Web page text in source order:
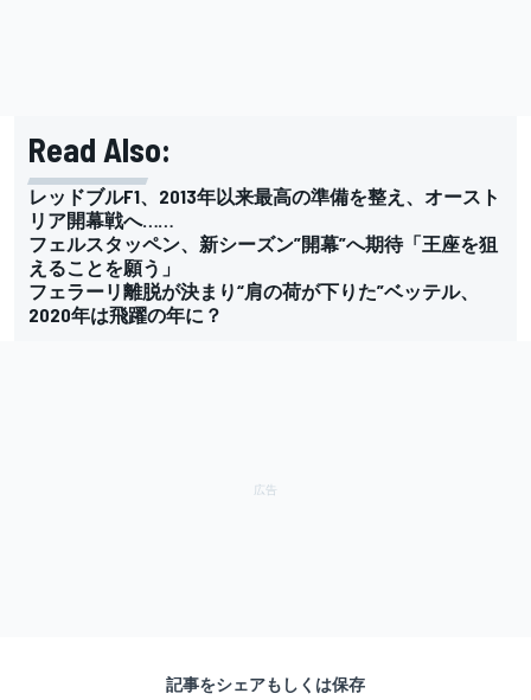
Read Also:
レッドブルF1、2013年以来最高の準備を整え、オースト
リア開幕戦へ……
フェルスタッペン、新シーズン”開幕”へ期待「王座を狙
えることを願う」
フェラーリ離脱が決まり“肩の荷が下りた”ベッテル、
2020年は飛躍の年に？
記事をシェアもしくは保存